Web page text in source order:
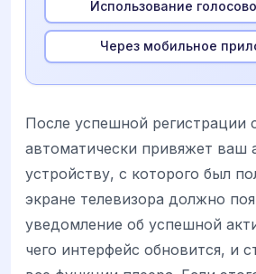
Использование
Через мобильное
После успешной регистрации
автоматически привяжет ваш
устройству, с которого был
экране телевизора должно
уведомление об успешной
чего интерфейс обновится, и